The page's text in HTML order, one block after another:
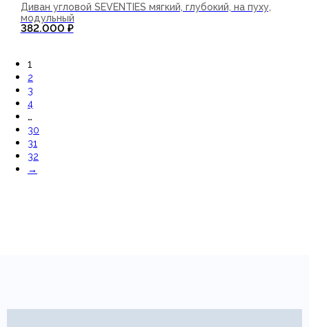
Диван угловой SEVENTIES мягкий, глубокий, на пуху,
модульный
382.000 ₽
1
2
3
4
…
30
31
32
→